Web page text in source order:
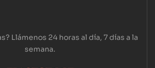
Llámenos 24 horas al día, 7 días a la
semana.